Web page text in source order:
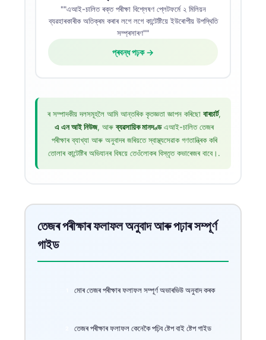
""এআই-চালিত ৰক্ত পৰীক্ষা বিশ্লেষণ প্লেটফৰ্মে ২ মিলিয়ন
ব্যৱহাৰকাৰীক অতিক্ৰম কৰাৰ লগে লগে কান্টেষ্টিয়ে ইউৰোপীয় উপস্থিতি
সম্প্ৰসাৰণ""
প্ৰবন্ধ পঢ়ক →
ৰ সম্পাদকীয় দলসমূহলৈ আমি আন্তৰিক কৃতজ্ঞতা জ্ঞাপন কৰিছো বাৰচাৰ্ট,
এ এন আই নিউজ, আৰুব্যৱসায়িক মানদণ্ডএআই-চালিত তেজৰ
পৰীক্ষাৰ ব্যাখ্যা আৰু অনুবাদৰ জৰিয়তে স্বাস্থ্যসেৱাক গণতান্ত্ৰিক কৰি
তোলাৰ কান্টেষ্টিৰ অভিযানৰ বিষয়ে তেওঁলোকৰ বিস্তৃত কভাৰেজৰ বাবে।.
তেজৰ পৰীক্ষাৰ ফলাফল অনুবাদ আৰু পঢ়াৰ সম্পূৰ্ণ
গাইড
মোৰ তেজৰ পৰীক্ষাৰ ফলাফল সম্পূৰ্ণ অভাৰভিউ অনুবাদ কৰক
তেজৰ পৰীক্ষাৰ ফলাফল কেনেকৈ পঢ়িব ষ্টেপ বাই ষ্টেপ গাইড